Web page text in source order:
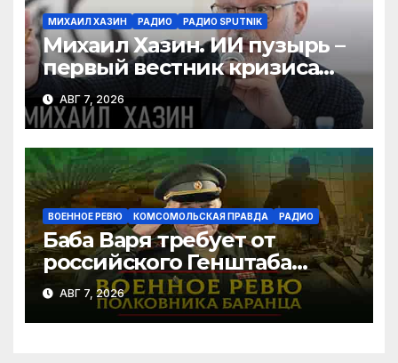
МИХАИЛ ХАЗИН РАДИО РАДИО SPUTNIK
Михаил Хазин. ИИ пузырь –
первый вестник кризиса
или миф?
АВГ 7, 2026
ВОЕННОЕ РЕВЮ КОМСОМОЛЬСКАЯ ПРАВДА РАДИО
Баба Варя требует от
российского Генштаба
стратегической операции
на Украине. Как быть? |
07.08.2026
АВГ 7, 2026